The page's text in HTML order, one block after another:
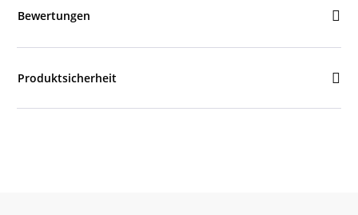
Bewertungen
Produktsicherheit